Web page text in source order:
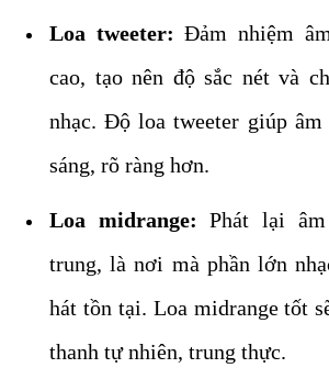
Loa tweeter: Đảm nhiệm
cao, tạo nên độ sắc nét và
nhạc. Độ loa tweeter giúp âm
sáng, rõ ràng hơn.
Loa midrange: Phát lại
trung, là nơi mà phần lớn
hát tồn tại. Loa midrange tốt
thanh tự nhiên, trung thực.